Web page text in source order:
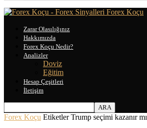
Forex Koçu
Zarar Olasılığınız
Hakkımızda
Forex Koçu Nedir?
Analizler
Doviz
Eğitim
Hesap Çeşitleri
İletişim
Forex Koçu Etiketler Trump seçimi kazanır mı